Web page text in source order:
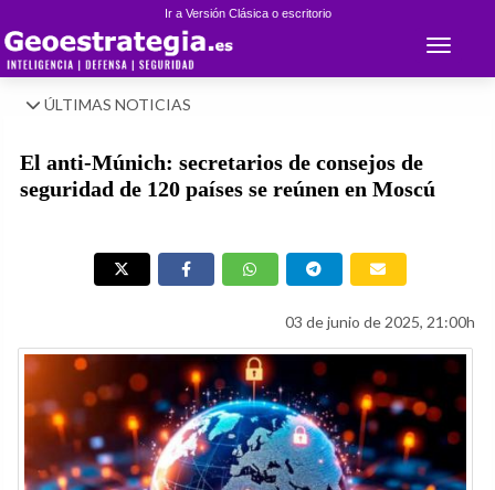
Ir a Versión Clásica o escritorio
Toggle
ÚLTIMAS NOTICIAS
El anti-Múnich: secretarios de consejos de
seguridad de 120 países se reúnen en Moscú
03 de junio de 2025, 21:00h